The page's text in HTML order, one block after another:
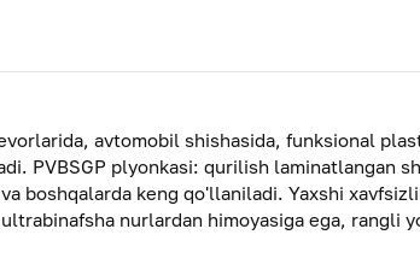
avtomobil shishasida, funksional
PVBSGP plyonkasi: qurilish laminatlangan
boshqalarda keng qo'llaniladi. Yaxshi
nurlardan himoyasiga ega, rangli